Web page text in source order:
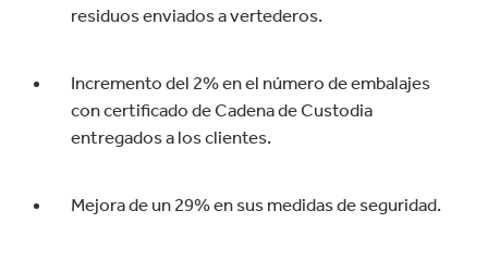
residuos enviados a vertederos.
Incremento del 2% en el número de embalajes
con certificado de Cadena de Custodia
entregados a los clientes.
Mejora de un 29% en sus medidas de seguridad.